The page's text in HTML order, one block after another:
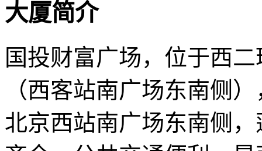
大厦简介
国投财富广场，位于西
（西客站南广场东南侧
北京西站南广场东南侧